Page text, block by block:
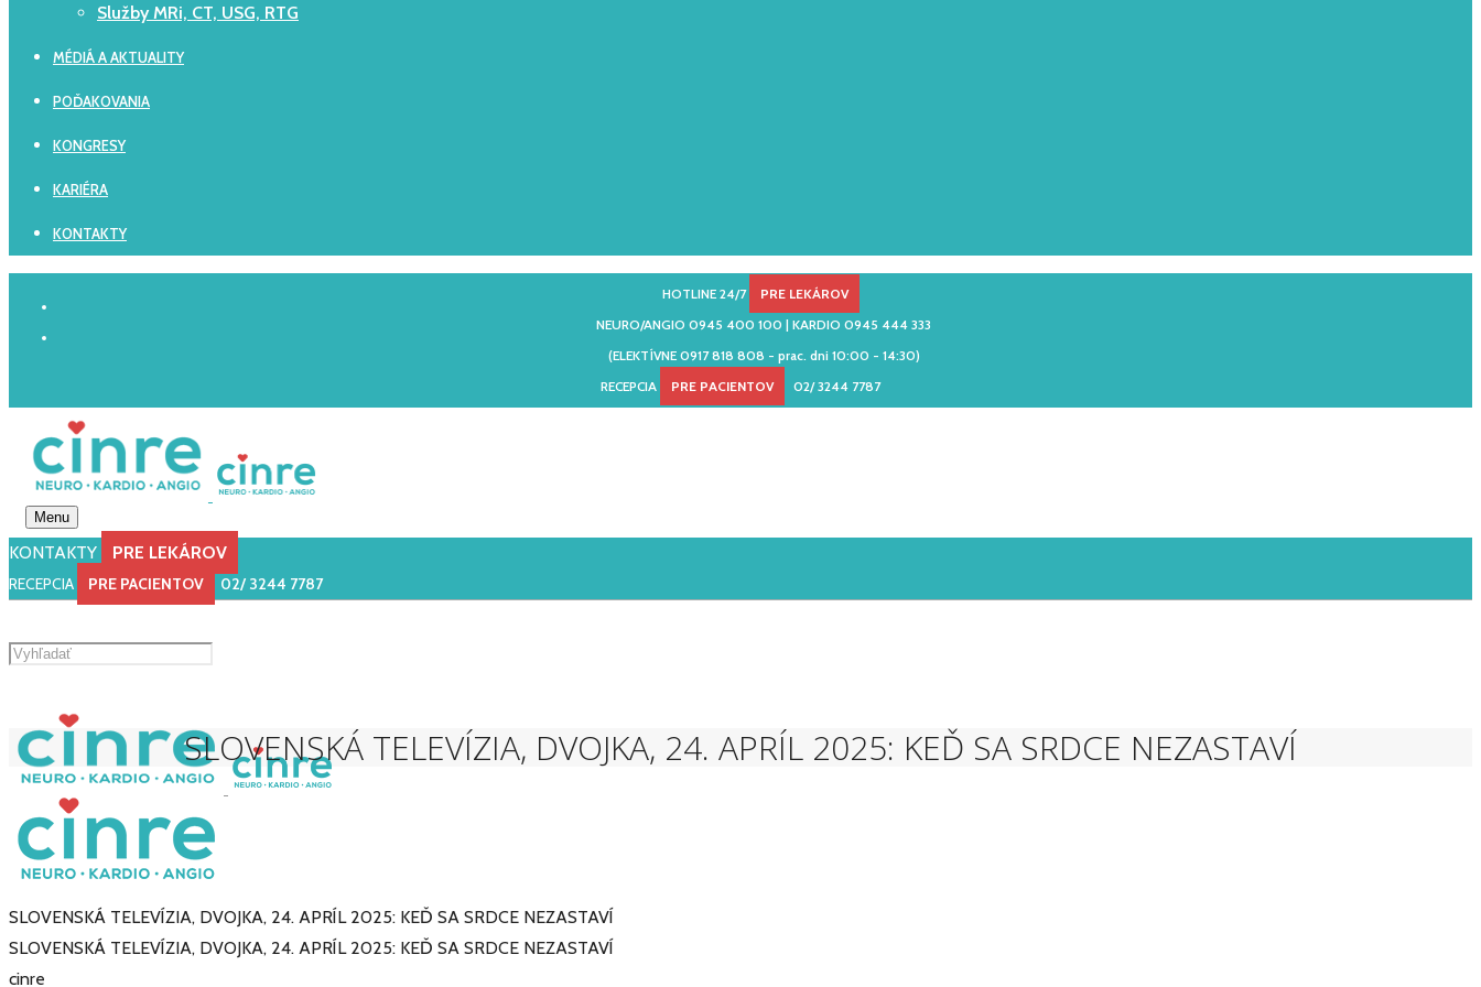
Služby MRi, CT, USG, RTG
MÉDIÁ A AKTUALITY
POĎAKOVANIA
KONGRESY
KARIÉRA
KONTAKTY
HOTLINE 24/7
PRE LEKÁROV
NEURO/ANGIO 0945 400 100 | KARDIO 0945 444 333
(ELEKTÍVNE 0917 818 808 - prac. dni 10:00 - 14:30)
RECEPCIA
PRE PACIENTOV 02/ 3244 7787
Menu
HOTLINE 24/7
PRE LEKÁROV
NEURO/ANGIO0945 400 100
KARDIO0945 444 333
KONTAKTY PRE LEKÁROV
RECEPCIA PRE PACIENTOV 02/ 3244 7787
SLOVENSKÁ TELEVÍZIA, DVOJKA, 24. APRÍL 2025: KEĎ SA SRDCE NEZASTAVÍ
SLOVENSKÁ TELEVÍZIA, DVOJKA, 24. APRÍL 2025: KEĎ SA SRDCE NEZASTAVÍ
SLOVENSKÁ TELEVÍZIA, DVOJKA, 24. APRÍL 2025: KEĎ SA SRDCE NEZASTAVÍ
cinre